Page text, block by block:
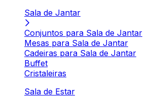
Sala de Jantar
Conjuntos para Sala de Jantar
Mesas para Sala de Jantar
Cadeiras para Sala de Jantar
Buffet
Cristaleiras
Sala de Estar